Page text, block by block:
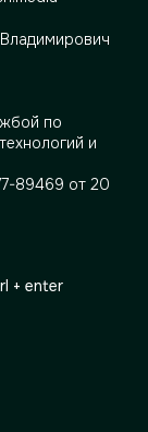
по
и
89469 от 20
+ enter